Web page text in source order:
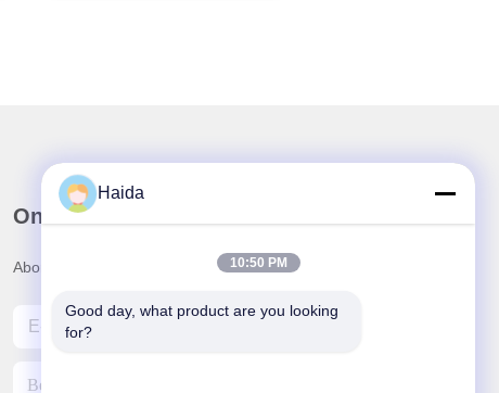
Onze Nieuwsbrief
Abonneer u op onze nieuwsbrief voor kortingen en meer.
Haida
10:50 PM
Good day, what product are you looking
for?